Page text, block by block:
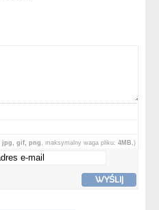
jpg, gif, png , maksymalny waga pliku: 4MB. )
WYŚLIJ